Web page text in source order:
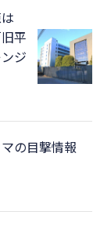
平
ジ
の目撃情報